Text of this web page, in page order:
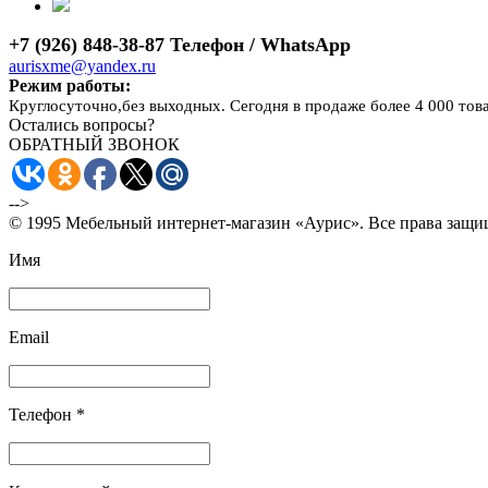
+7 (926) 848-38-87 Телефон / WhatsApp
aurisxme@yandex.ru
Режим работы:
Круглосуточно,без выходных. Сегодня в продаже более 4 000
Остались вопросы?
ОБРАТНЫЙ ЗВОНОК
-->
© 1995 Мебельный интернет-магазин «Аурис». Все права
Имя
Email
Телефон *